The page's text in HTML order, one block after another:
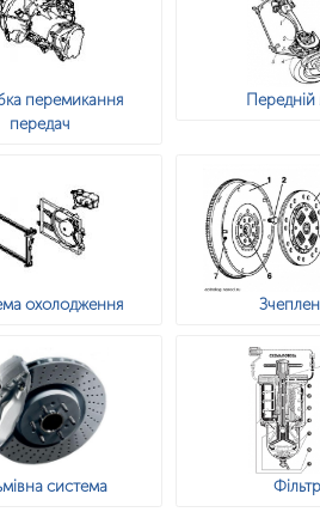
перемикання
передач
Передній
охолодження
система Фільтр